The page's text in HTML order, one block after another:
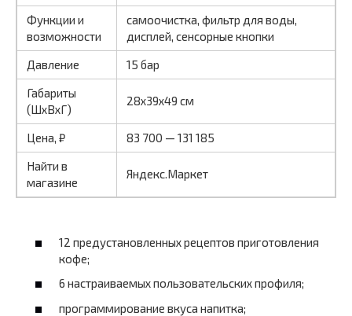
Функции и
возможности
самоочистка, фильтр для воды,
дисплей, сенсорные кнопки
Давление
15 бар
Габариты
(ШхВхГ)
28x39x49 см
Цена, ₽
83 700 — 131 185
Найти в
магазине
Яндекс.Маркет
12 предустановленных рецептов приготовления
кофе;
6 настраиваемых пользовательских профиля;
программирование вкуса напитка;